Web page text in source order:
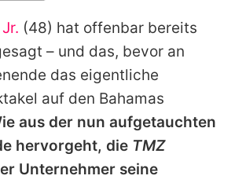
auf Promiflash
Jobs
App runterladen
Team
Richtlinien
(48) hat offenbar bereits
– und das, bevor an
das eigentliche
auf den Bahamas
aus der nun aufgetauchten
hervorgeht, die TMZ
Unternehmer seine